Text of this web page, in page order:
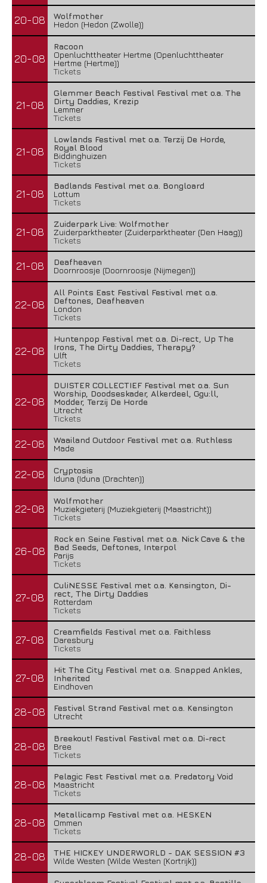
20-08
Wolfmother
Hedon (Hedon (Zwolle))
20-08
Racoon
Openluchttheater Hertme (Openluchttheater
Hertme (Hertme))
Tickets
21-08
Glemmer Beach Festival Festival met o.a. The
Dirty Daddies, Krezip
Lemmer
Tickets
21-08
Lowlands Festival met o.a. Terzij De Horde,
Royal Blood
Biddinghuizen
Tickets
21-08
Badlands Festival met o.a. Bongloard
Lottum
Tickets
21-08
Zuiderpark Live: Wolfmother
Zuiderparktheater (Zuiderparktheater (Den Haag))
Tickets
21-08
Deafheaven
Doornroosje (Doornroosje (Nijmegen))
22-08
All Points East Festival Festival met o.a.
Deftones, Deafheaven
London
Tickets
22-08
Huntenpop Festival met o.a. Di-rect, Up The
Irons, The Dirty Daddies, Therapy?
Ulft
Tickets
22-08
DUISTER COLLECTIEF Festival met o.a. Sun
Worship, Doodseskader, Alkerdeel, Ggu:ll,
Modder, Terzij De Horde
Utrecht
Tickets
22-08
Waailand Outdoor Festival met o.a. Ruthless
Made
22-08
Cryptosis
Iduna (Iduna (Drachten))
22-08
Wolfmother
Muziekgieterij (Muziekgieterij (Maastricht))
Tickets
26-08
Rock en Seine Festival met o.a. Nick Cave & the
Bad Seeds, Deftones, Interpol
Parijs
Tickets
27-08
CuliNESSE Festival met o.a. Kensington, Di-
rect, The Dirty Daddies
Rotterdam
Tickets
27-08
Creamfields Festival met o.a. Faithless
Daresbury
Tickets
27-08
Hit The City Festival met o.a. Snapped Ankles,
Inherited
Eindhoven
28-08
Festival Strand Festival met o.a. Kensington
Utrecht
28-08
Breekout! Festival Festival met o.a. Di-rect
Bree
Tickets
28-08
Pelagic Fest Festival met o.a. Predatory Void
Maastricht
Tickets
28-08
Metallicamp Festival met o.a. HESKEN
Ommen
Tickets
28-08
THE HICKEY UNDERWORLD - DAK SESSION #3
Wilde Westen (Wilde Westen (Kortrijk))